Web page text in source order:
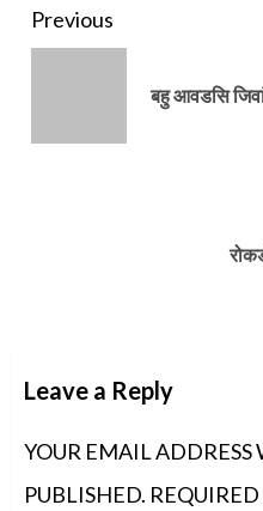
Continue
Previous
बहु आवडसि
Leave a Reply
YOUR EMAIL ADDRESS
PUBLISHED.